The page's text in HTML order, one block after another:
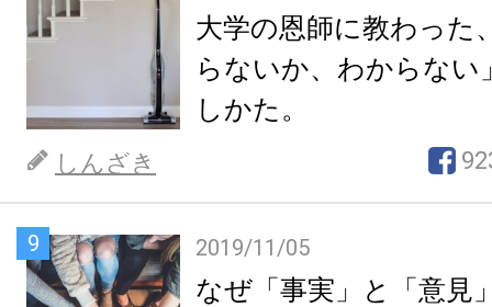
大学の恩師に教わった
らないか、わからない
しかた。
しんざき
9 2019/11/05
なぜ「事実」と「意見